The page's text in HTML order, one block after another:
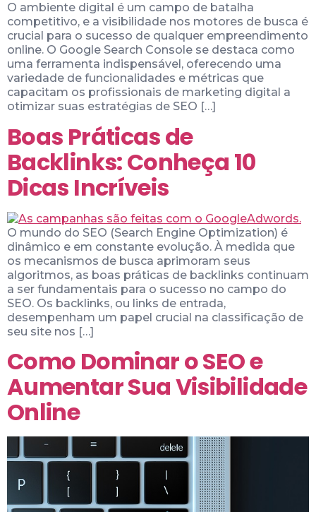
O ambiente digital é um campo de batalha
competitivo, e a visibilidade nos motores de busca é
crucial para o sucesso de qualquer empreendimento
online. O Google Search Console se destaca como
uma ferramenta indispensável, oferecendo uma
variedade de funcionalidades e métricas que
capacitam os profissionais de marketing digital a
otimizar suas estratégias de SEO […]
Boas Práticas de
Backlinks: Conheça 10
Dicas Incríveis
O mundo do SEO (Search Engine Optimization) é
dinâmico e em constante evolução. À medida que
os mecanismos de busca aprimoram seus
algoritmos, as boas práticas de backlinks continuam
a ser fundamentais para o sucesso no campo do
SEO. Os backlinks, ou links de entrada,
desempenham um papel crucial na classificação de
seu site nos […]
Como Dominar o SEO e
Aumentar Sua Visibilidade
Online